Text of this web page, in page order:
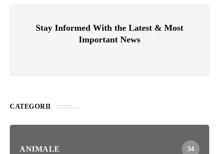
Stay Informed With the Latest & Most
Important News
CATEGORII
ANIMALE 34